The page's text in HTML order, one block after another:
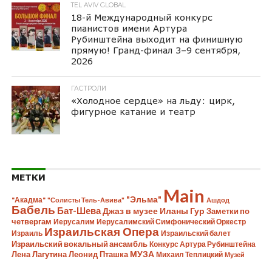
TEL AVIV GLOBAL
18-й Международный конкурс
пианистов имени Артура
Рубинштейна выходит на финишную
прямую! Гранд-финал 3–9 сентября,
2026
ГАСТРОЛИ
«Холодное сердце» на льду: цирк,
фигурное катание и театр
МЕТКИ
"Акадма" "Солисты Тель-Авива" "Эльма" Main Ашдод
Бабель Бат-ШеваДжаз в музее Иланы Гур Заметки по
четвергам Иерусалим Иерусалимский Симфонический Оркестр
Израиль Израильская Опера Израильский балет
Израильский вокальный ансамбль Конкурс Артура Рубинштейна
Лена Лагутина Леонид Пташка МУЗА Михаил Теплицкий Музей